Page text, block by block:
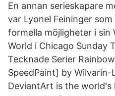
En annan serieskapare
var Lyonel Feininger
formella möjligheter i sin
World i Chicago Sunday
Tecknade Serier
SpeedPaint] by
DeviantArt is the world's